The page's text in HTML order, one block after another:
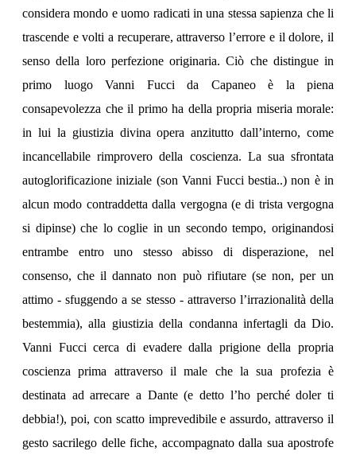
considera mondo e uomo radicati in una stessa sapienza che li
trascende e volti a recuperare, attraverso l’errore e il dolore, il
senso della loro perfezione originaria. Ciò che distingue in
primo luogo Vanni Fucci da Capaneo è la piena
consapevolezza che il primo ha della propria miseria morale:
in lui la giustizia divina opera anzitutto dall’interno, come
incancellabile rimprovero della coscienza. La sua sfrontata
autoglorificazione iniziale (son Vanni Fucci bestia..) non è in
alcun modo contraddetta dalla vergogna (e di trista vergogna
si dipinse) che lo coglie in un secondo tempo, originandosi
entrambe entro uno stesso abisso di disperazione, nel
consenso, che il dannato non può rifiutare (se non, per un
attimo - sfuggendo a se stesso - attraverso l’irrazionalità della
bestemmia), alla giustizia della condanna infertagli da Dio.
Vanni Fucci cerca di evadere dalla prigione della propria
coscienza prima attraverso il male che la sua profezia è
destinata ad arrecare a Dante (e detto l’ho perché doler ti
debbia!), poi, con scatto imprevedibile e assurdo, attraverso il
gesto sacrilego delle fiche, accompagnato dalla sua apostrofe